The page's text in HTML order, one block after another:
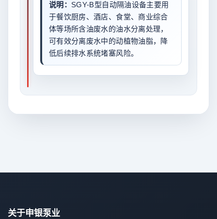
说明： SGY-B型自动隔油设备主要用
于餐饮厨房、酒店、食堂、商业综合
体等场所含油废水的油水分离处理，
可有效分离废水中的动植物油脂，降
低后续排水系统堵塞风险。
关于申银泵业